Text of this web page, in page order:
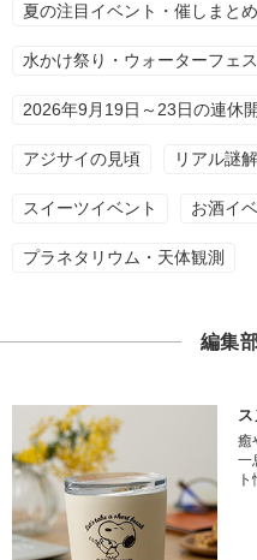
夏の注目イベント・催しまとめ
水かけ祭り・ウォーターフェス
2026年9月19日～23日の連休
アジサイの見頃 リアル謎
スイーツイベント お酒イ
プラネタリウム・天体観測
編集
癒
一